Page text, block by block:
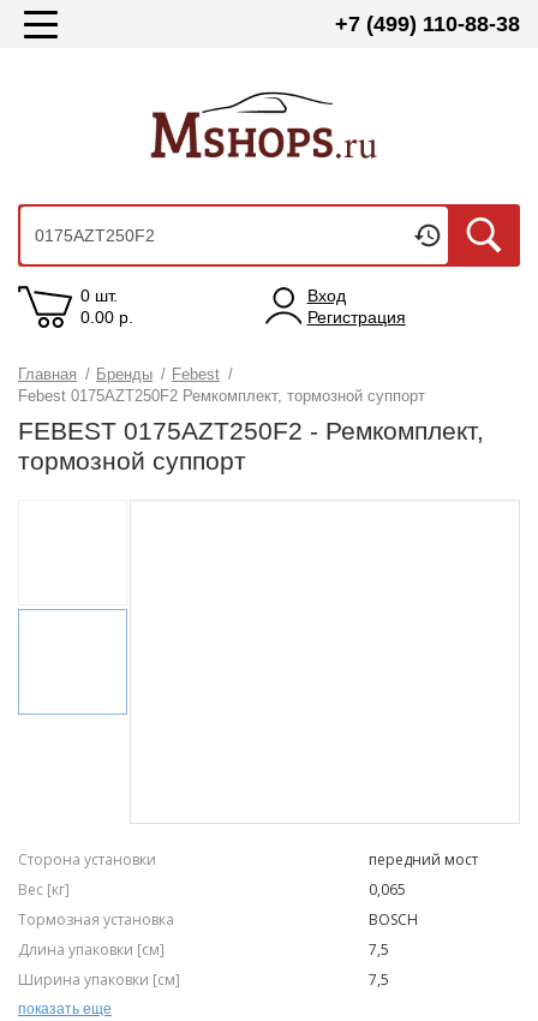
+7 (499) 110-88-38
0 шт.
0.00 р.
Вход
Регистрация
Главная / Бренды / Febest /
Febest 0175AZT250F2 Ремкомплект, тормозной суппорт
FEBEST 0175AZT250F2 - Ремкомплект,
тормозной суппорт
Сторона установки
передний мост
Вес [кг]
0,065
Тормозная установка
BOSCH
Длина упаковки [см]
7,5
Ширина упаковки [см]
7,5
Высота упаковки [см]
показать еще